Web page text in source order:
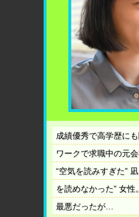
成績優秀で高学歴に
ワークで求職中の元会
“空気を読みすぎた”
を読めなかった” 女
最悪だったが…